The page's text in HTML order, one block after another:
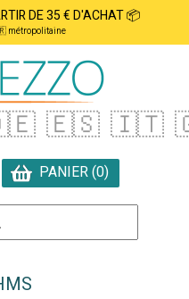
DE 35 € D'ACHAT 📦
métropolitaine
🇪🇸 🇮🇹
PANIER (0)